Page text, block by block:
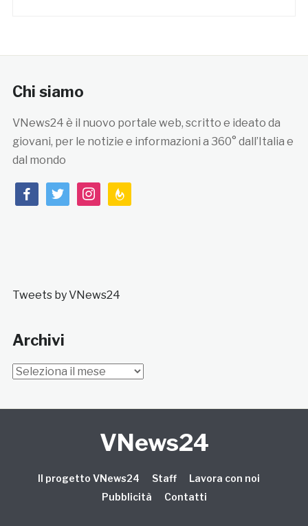
Chi siamo
VNews24 è il nuovo portale web, scritto e ideato da
giovani, per le notizie e informazioni a 360° dall’Italia e
dal mondo
facebooktwitterinstagramfeedburner
Tweets by VNews24
Archivi
Archivi
VNews24
Il progetto VNews24 Staff
Lavora con noi
Pubblicità
Contatti